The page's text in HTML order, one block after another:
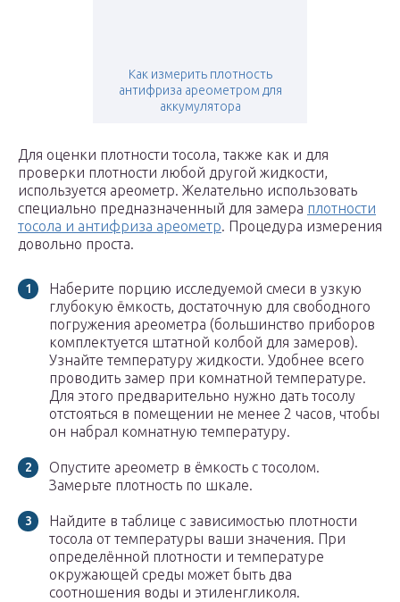
Как измерить плотность
антифриза ареометром для
аккумулятора
Для оценки плотности тосола, также как и для
проверки плотности любой другой жидкости,
используется ареометр. Желательно использовать
специально предназначенный для замера плотности
тосола и антифриза ареометр. Процедура измерения
довольно проста.
Наберите порцию исследуемой смеси в узкую
глубокую ёмкость, достаточную для свободного
погружения ареометра (большинство приборов
комплектуется штатной колбой для замеров).
Узнайте температуру жидкости. Удобнее всего
проводить замер при комнатной температуре.
Для этого предварительно нужно дать тосолу
отстояться в помещении не менее 2 часов, чтобы
он набрал комнатную температуру.
Опустите ареометр в ёмкость с тосолом.
Замерьте плотность по шкале.
Найдите в таблице с зависимостью плотности
тосола от температуры ваши значения. При
определённой плотности и температуре
окружающей среды может быть два
соотношения воды и этиленгликоля.